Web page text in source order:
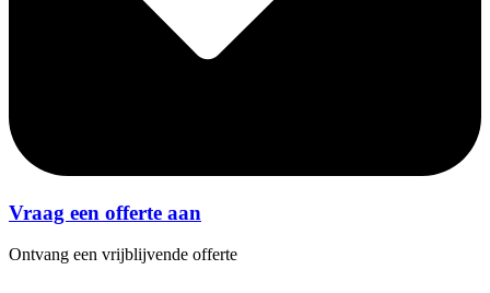
Vraag een offerte aan
Ontvang een vrijblijvende offerte